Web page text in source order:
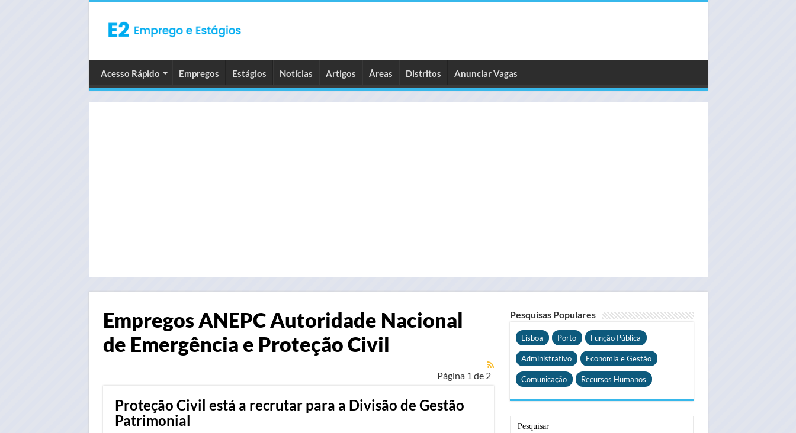
Acesso Rápido Empregos Estágios Notícias Artigos Áreas Distritos Anunciar Vagas
Empregos ANEPC Autoridade Nacional
de Emergência e Proteção Civil
Página 1 de 2
Proteção Civil está a recrutar para a Divisão de Gestão
Patrimonial
Pesquisas Populares
Lisboa Porto Função Pública
Administrativo Economia e Gestão
Comunicação Recursos Humanos